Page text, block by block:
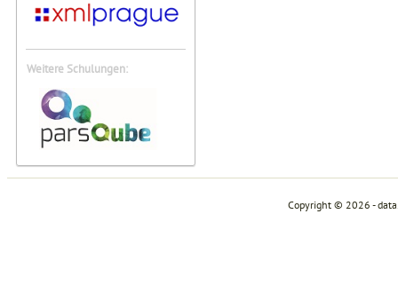
Weitere Schulungen:
Copyright © 2026 -